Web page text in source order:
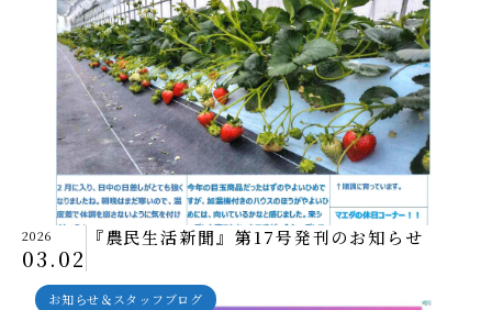
2026
03.02
『農民生活新聞』第17号発刊のお知らせ
お知らせ＆スタッフブログ